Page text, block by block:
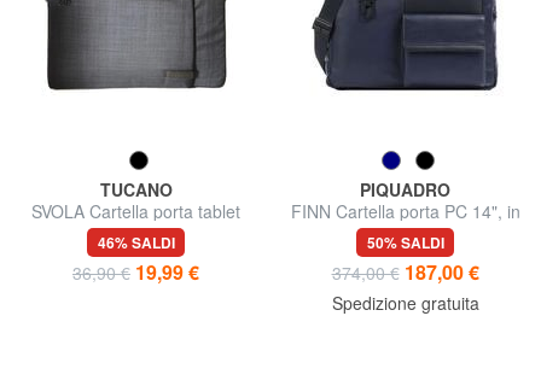
TUCANO
SVOLA Cartella porta tablet
46% SALDI
36,90 € 19,99 €
PIQUADRO
FINN Cartella porta PC 14", in
pelle
50% SALDI
374,00 € 187,00 €
Spedizione gratuita